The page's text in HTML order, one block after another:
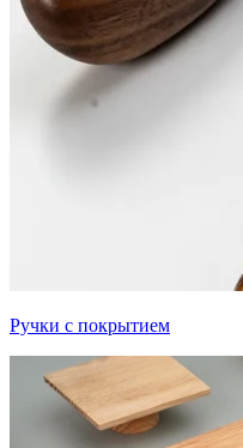
Ручки с покрытием